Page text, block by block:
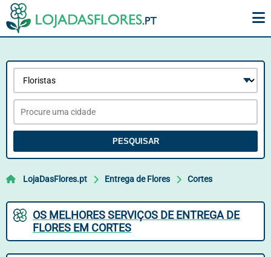
PESQUISAR
LojaDasFlores.pt Entrega de Flores Cortes
OS MELHORES SERVIÇOS DE ENTREGA DE
FLORES EM CORTES